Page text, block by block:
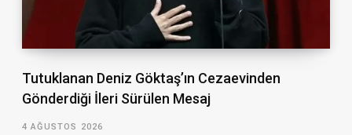
Tutuklanan Deniz Göktaş’ın Cezaevinden
Gönderdiği İleri Sürülen Mesaj
4 AĞUSTOS 2026